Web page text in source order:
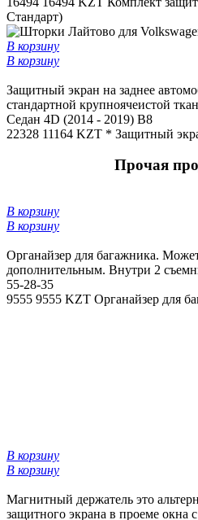
Стандарт)
В корзину
В корзину
Защитный экран на заднее
стандартной крупноячеистой
Седан 4D (2014 - 2019) B8
22328 11164 KZT * Защитный
Прочая
В корзину
В корзину
Органайзер для багажника.
дополнительным. Внутри 2
55-28-35
9555 9555 KZT Органайзер для
В корзину
В корзину
Магнитный держатель это
защитного экрана в проеме окна